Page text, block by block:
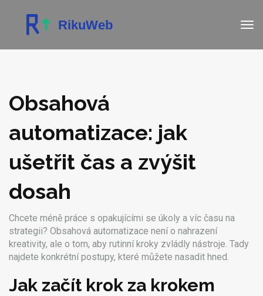
Obsahová
automatizace: jak
ušetřit čas a zvýšit
dosah
Chcete méně práce s opakujícími se úkoly a víc času na
strategii? Obsahová automatizace není o nahrazení
kreativity, ale o tom, aby rutinní kroky zvládly nástroje. Tady
najdete konkrétní postupy, které můžete nasadit hned.
Jak začít krok za krokem